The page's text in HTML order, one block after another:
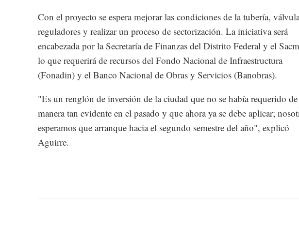
Con el proyecto se espera mejorar las condiciones de la tubería,
reguladores y realizar un proceso de sectorización. La iniciativa será
encabezada por la Secretaría de Finanzas del Distrito Federal y el
lo que requerirá de recursos del Fondo Nacional de Infraestructura
(Fonadin) y el Banco Nacional de Obras y Servicios (Banobras).
"Es un renglón de inversión de la ciudad que no se había requerido de
manera tan evidente en el pasado y que ahora ya se debe aplicar;
esperamos que arranque hacia el segundo semestre del año", explicó
Aguirre.